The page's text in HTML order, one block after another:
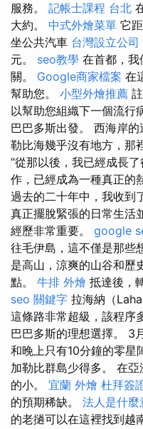
服務。 記帳士課程 台北
大約。 中式外燴菜單 它
坐公共汽車 台灣設立公司
元。 seo教學 在首都，我
關。 Google商家檔案 在
幫助您。 小型外燴推薦
以幫助您組織下一個流行
巴巴多斯出發。 西海岸的
勒比海幾乎沒有地方，那
”從那以後，我已經成長
作，已經成為一種真正的
過去的二十年中，我收到
真正擺脫緊張的日常生活
經歷非常重要。 google
往毛伊島，這不僅是那些
是高山，涼爽的山谷和歷
點。 牛排 外燴 抵達後，
seo 關鍵字 拉海納（
這條路非常超級，該程序
巴巴多斯的理想選擇。 3
和晚上只有10分鐘的零星
加勒比群島少得多。 在
的小。 宜蘭 外燴 杜拜簽
的預期稀缺。 法人是什麼
的老撾可以在這裡找到越